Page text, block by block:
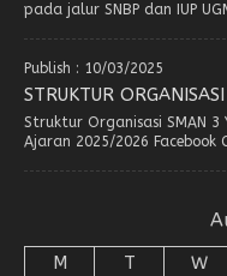
pada jalur SNBP dan IUP
Publish : 10/03/2025
STRUKTUR
Struktur Organisasi SMAN 3
Ajaran 2025/2026 Facebook
M T W